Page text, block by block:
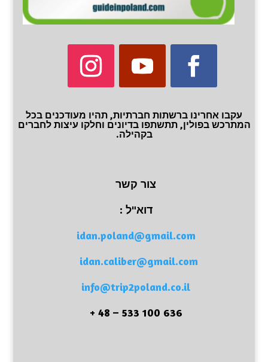
עקבו אחרינו ברשתות חברתיות, תהיו מעודכנים בכל
המתרכש בפולין, תתשתפו בדיונים וחלקו עיצות לחברים
בקהילה.
צור קשר
דוא"ל :
idan.poland@gmail.com
idan.caliber@gmail.com
info@trip2poland.co.il
636 100 533 – 48 +